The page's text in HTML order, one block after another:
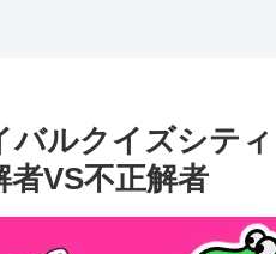
バルクイズシテ
者VS不正解者